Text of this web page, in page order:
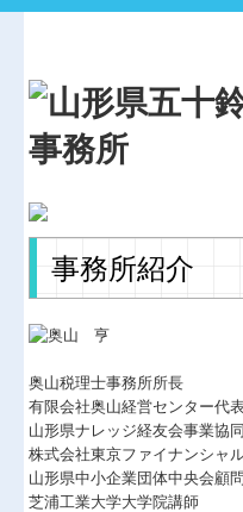
HOME
事務所紹介
経営理念
関連事業案内
お問合せ
法人・個人顧問
相続贈与・事業承継
協同組合経営
事務所紹介
奥山税理士事務所所長
有限会社奥山経営センター代
山形県ナレッジ経友会事業協
株式会社東京ファイナンシャ
山形県中小企業団体中央会顧問
芝浦工業大学大学院講師